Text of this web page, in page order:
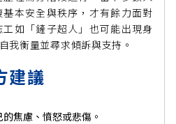
本安全與秩序，才有餘力面對
如「鏟子超人」也可能出現身
我衡量並尋求傾訴與支持。
建議
焦慮、憤怒或悲傷。